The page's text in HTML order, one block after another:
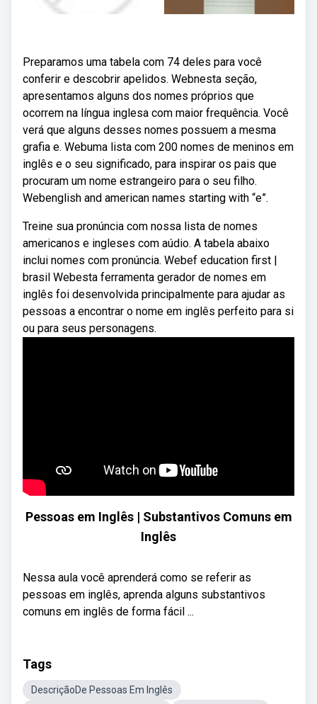
Preparamos uma tabela com 74 deles para você
conferir e descobrir apelidos. Webnesta seção,
apresentamos alguns dos nomes próprios que
ocorrem na língua inglesa com maior frequência. Você
verá que alguns desses nomes possuem a mesma
grafia e. Webuma lista com 200 nomes de meninos em
inglês e o seu significado, para inspirar os pais que
procuram um nome estrangeiro para o seu filho.
Webenglish and american names starting with “e”.
Treine sua pronúncia com nossa lista de nomes
americanos e ingleses com aúdio. A tabela abaixo
inclui nomes com pronúncia. Webef education first |
brasil Webesta ferramenta gerador de nomes em
inglês foi desenvolvida principalmente para ajudar as
pessoas a encontrar o nome em inglês perfeito para si
ou para seus personagens.
Pessoas em Inglês | Substantivos Comuns em
Inglês
Nessa aula você aprenderá como se referir as
pessoas em inglês, aprenda alguns substantivos
comuns em inglês de forma fácil ...
Tags
DescriçãoDe Pessoas Em Inglês